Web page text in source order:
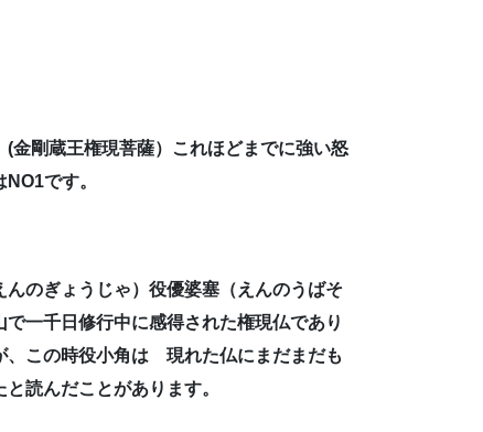
金剛蔵王権現菩薩）これほどまでに強い怒
です。
のぎょうじゃ）役優婆塞（えんのうばそ
一千日修行中に感得された権現仏であり
、この時役小角は 現れた仏にまだまだも
読んだことがあります。